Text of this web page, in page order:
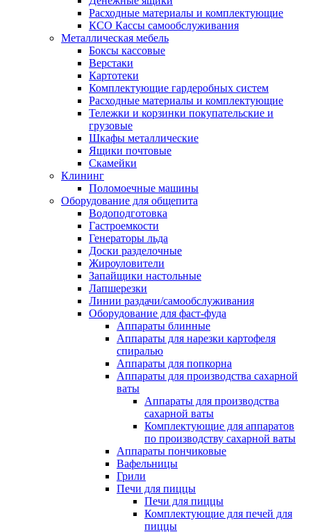
Расходные материалы и комплектующие
КСО Кассы самообслуживания
Металлическая мебель
Боксы кассовые
Верстаки
Картотеки
Комплектующие гардеробных систем
Расходные материалы и комплектующие
Тележки и корзинки покупательские и
грузовые
Шкафы металлические
Ящики почтовые
Скамейки
Клининг
Поломоечные машины
Оборудование для общепита
Водоподготовка
Гастроемкости
Генераторы льда
Доски разделочные
Жироуловители
Запайщики настольные
Лапшерезки
Линии раздачи/самообслуживания
Оборудование для фаст-фуда
Аппараты блинные
Аппараты для нарезки картофеля
спиралью
Аппараты для попкорна
Аппараты для производства сахарной
ваты
Аппараты для производства
сахарной ваты
Комплектующие для аппаратов
по производству сахарной ваты
Аппараты пончиковые
Вафельницы
Грили
Печи для пиццы
Печи для пиццы
Комплектующие для печей для
пиццы